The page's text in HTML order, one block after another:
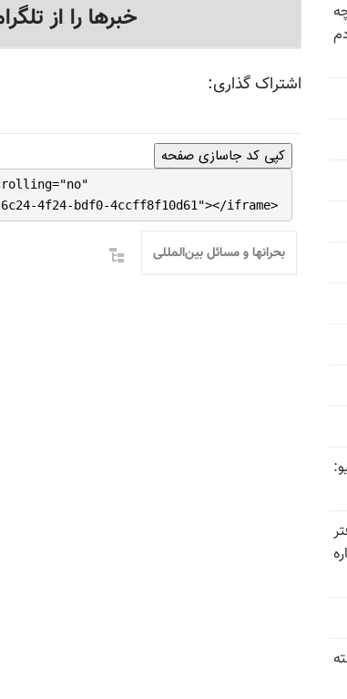
خبرها را از
اشتراک گذاری:
کپی کد جاسازی صفحه
4f24-bdf0-4ccff8f10d61"></iframe>
بحرانها و مسائل بین‌المللی